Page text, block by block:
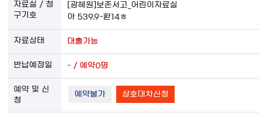
[광혜원]보존서고_어린이자료실
아 539.9-환14ㅎ
대출가능
- / 예약0명
예약불가 상호대차신청